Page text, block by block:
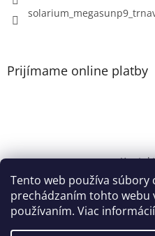
Tento web používa súbory
prechádzaním tohto webu
používaním. Viac informácií
Prijímame online platby